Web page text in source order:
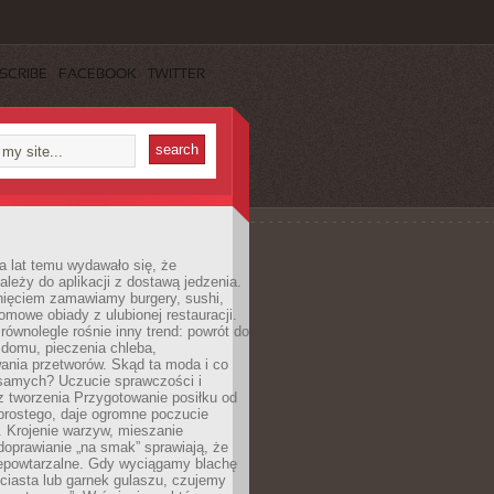
FACEBOOK TWITTER
lat temu wydawało się, że
do aplikacji z dostawą jedzenia.
zamawiamy burgery, sushi,
obiady z ulubionej restauracji.
rośnie inny trend: powrót do
pieczenia chleba,
przetworów. Skąd ta moda i co
Uczucie sprawczości i
Przygotowanie posiłku od
daje ogromne poczucie
Krojenie warzyw, mieszanie
„na smak” sprawiają, że
Gdy wyciągamy blachę
lub garnek gulaszu, czujemy